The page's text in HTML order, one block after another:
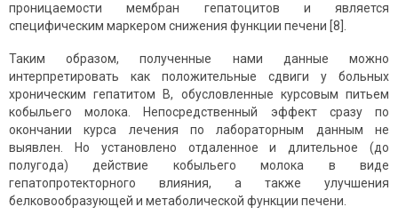
проницаемости мембран гепатоцитов и является
специфическим маркером снижения функции печени [8].
Таким образом, полученные нами данные можно
интерпретировать как положительные сдвиги у больных
хроническим гепатитом В, обусловленные курсовым питьем
кобыльего молока. Непосредственный эффект сразу по
окончании курса лечения по лабораторным данным не
выявлен. Но установлено отдаленное и длительное (до
полугода) действие кобыльего молока в виде
гепатопротекторного влияния, а также улучшения
белковообразующей и метаболической функции печени.